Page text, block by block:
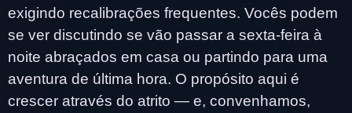
exigindo recalibrações frequentes. Vocês podem
se ver discutindo se vão passar a sexta-feira à
noite abraçados em casa ou partindo para uma
aventura de última hora. O propósito aqui é
crescer através do atrito — e, convenhamos,